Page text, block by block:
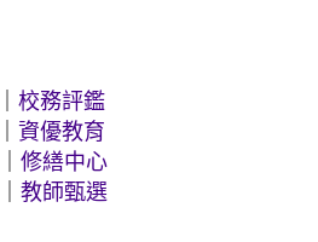
校務評鑑
資優教育
修繕中心
教師甄選